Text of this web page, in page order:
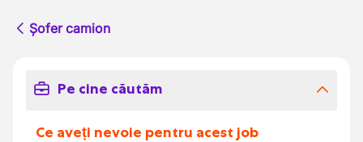
Șofer camion
Pe cine căutăm
Ce aveți nevoie pentru acest job